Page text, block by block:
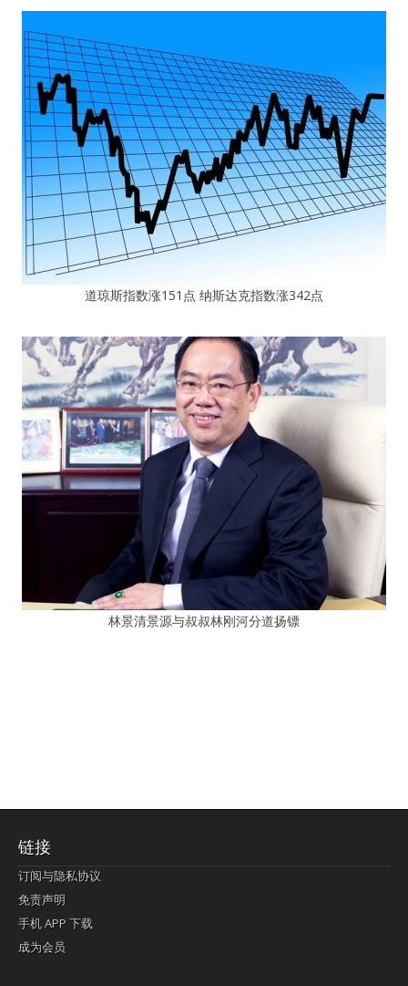
道琼斯指数涨151点 纳斯达克指数涨342点
林景清景源与叔叔林刚河分道扬镖
链接
订阅与隐私协议
免责声明
手机 APP 下载
成为会员